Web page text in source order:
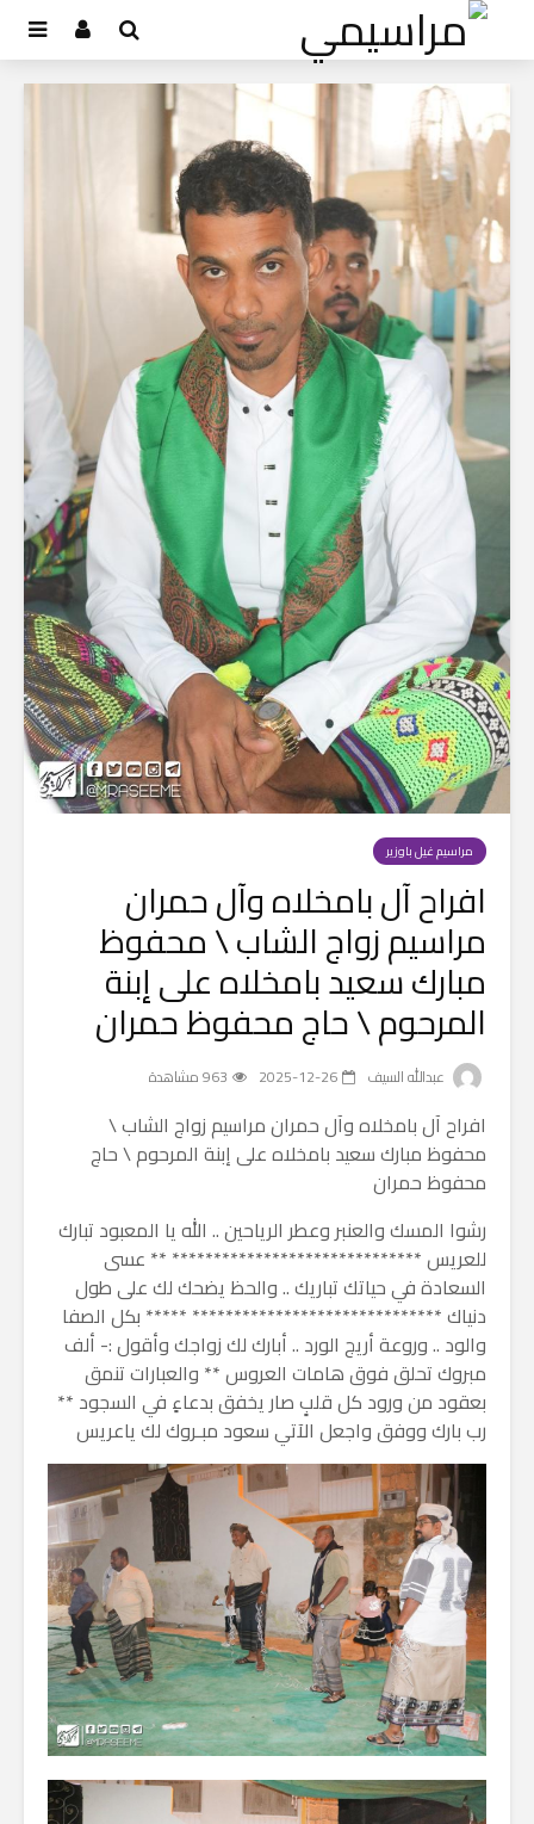
مراسيم غيل باوزير
افراح آل بامخلاه وآل حمران
مراسيم زواج الشاب \ محفوظ
مبارك سعيد بامخلاه على إبنة
المرحوم \ حاج محفوظ حمران
عبدالله السيف 2025-12-26 963 مشاهدة
افراح آل بامخلاه وآل حمران مراسيم زواج الشاب \
محفوظ مبارك سعيد بامخلاه على إبنة المرحوم \ حاج
محفوظ حمران
رشوا المسك والعنبر وعطر الرياحين .. الله يا المعبود تبارك
للعريس ****************************** ** عسى
السعادة في حياتك تباريك .. والحظ يضحك لك على طول
دنياك ****************************** ***** بكل الصفا
والود .. وروعة أريج الورد .. أبارك لك زواجك وأقول :- ألف
مبروك تحلق فوق هامات العروس ** والعبارات تنمق
بعقود من ورود كل قلبٍ صار يخفق بدعاءٍ في السجود **
رب بارك ووفق واجعل الآتي سعود مبـروك لك ياعريس